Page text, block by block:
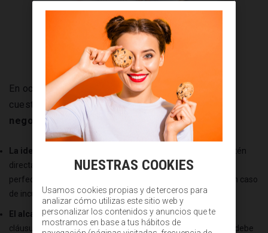
En ocasiones, el no incluir cualquiera de estas
cuestionespuede perjudicar gravemente un
negocio:
La identificación de ambas partes
que estén
directamente involucradas en el contrato deben estar
perfectamente identificadas, o no podrá reclamarse nada en caso
de incumplimiento.
El alcance del trabajo: es quizás la más problemática de las
cláusulas pues a veces no se delimita correctamente lo que debe
NUESTRAS COOKIES
Usamos cookies propias y de terceros para
analizar cómo utilizas este sitio web y
personalizar los contenidos y anuncios que te
mostramos en base a tus hábitos de